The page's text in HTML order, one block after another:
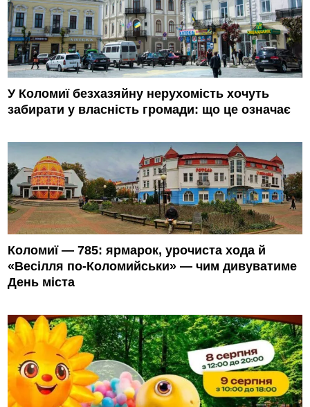
У Коломиї безхазяйну нерухомість хочуть
забирати у власність громади: що це означає
Коломиї — 785: ярмарок, урочиста хода й
«Весілля по-Коломийськи» — чим дивуватиме
День міста